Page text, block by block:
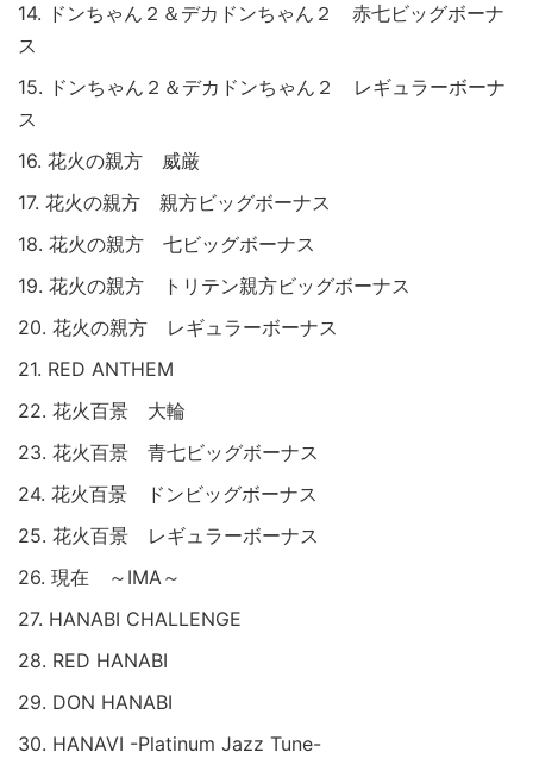
14. ドンちゃん２＆デカドンちゃん２ 赤七ビッグボーナ
ス
15. ドンちゃん２＆デカドンちゃん２ レギュラーボーナ
ス
16. 花火の親方 威厳
17. 花火の親方 親方ビッグボーナス
18. 花火の親方 七ビッグボーナス
19. 花火の親方 トリテン親方ビッグボーナス
20. 花火の親方 レギュラーボーナス
21. RED ANTHEM
22. 花火百景 大輪
23. 花火百景 青七ビッグボーナス
24. 花火百景 ドンビッグボーナス
25. 花火百景 レギュラーボーナス
26. 現在 ～IMA～
27. HANABI CHALLENGE
28. RED HANABI
29. DON HANABI
30. HANAVI -Platinum Jazz Tune-